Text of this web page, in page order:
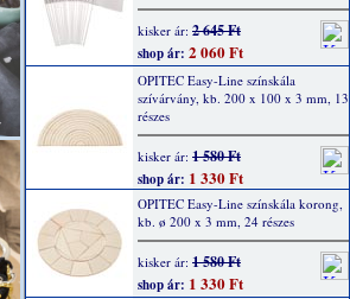
kisker ár: 2 645 Ft
shop ár: 2 060 Ft
OPITEC Easy-Line színskála
szívárvány, kb. 200 x 100 x 3 mm, 13
részes
kisker ár: 1 580 Ft
shop ár: 1 330 Ft
OPITEC Easy-Line színskála korong,
kb. ø 200 x 3 mm, 24 részes
kisker ár: 1 580 Ft
shop ár: 1 330 Ft